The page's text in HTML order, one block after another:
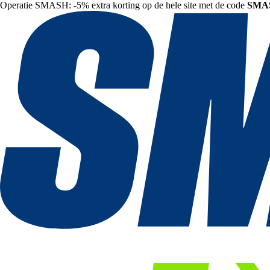
Operatie SMASH: -5% extra korting op de hele site met de code